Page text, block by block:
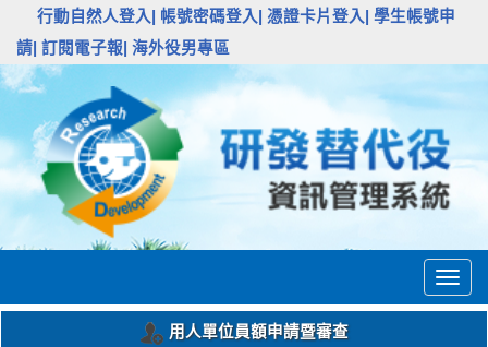
行動自然人登入| 帳號密碼登入| 憑證卡片登入|
學生帳號申
請| 訂閱電子報| 海外役男專區
用人單位員額申請暨審查